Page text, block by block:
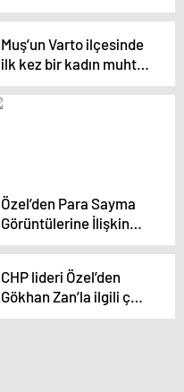
fazla oyu aldı
Muş’un Varto ilçesinde
ilk kez bir kadın muhtar
adayı
Özel’den Para Sayma
Görüntülerine İlişkin
Açıklama: “Tayyip Bey
Kadar Bitmesin İstiyor”
CHP lideri Özel’den
Gökhan Zan’la ilgili çok
konuşulacak sözler: